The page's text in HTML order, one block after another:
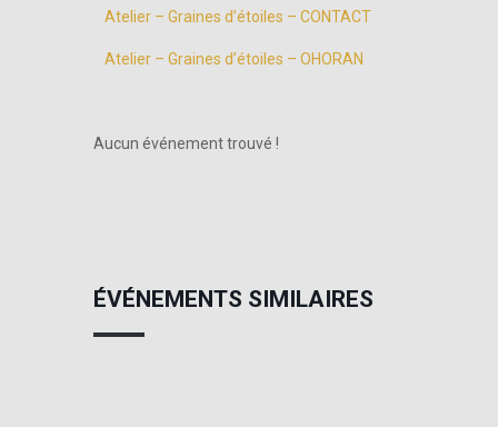
Atelier – Graines d’étoiles – CONTACT
Atelier – Graines d’étoiles – OHORAN
Aucun événement trouvé !
ÉVÉNEMENTS SIMILAIRES